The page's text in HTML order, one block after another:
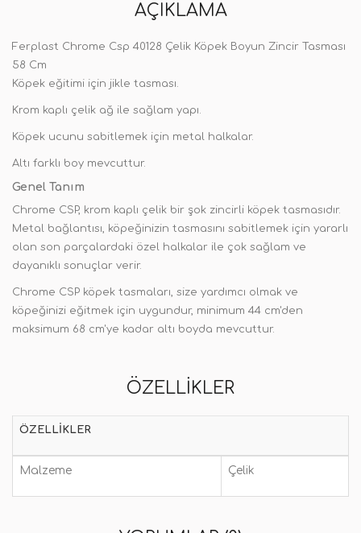
AÇIKLAMA
Ferplast Chrome Csp 40128 Çelik Köpek Boyun Zincir Tasması
58 Cm
Köpek eğitimi için jikle tasması.
Krom kaplı çelik ağ ile sağlam yapı.
Köpek ucunu sabitlemek için metal halkalar.
Altı farklı boy mevcuttur.
Genel Tanım
Chrome CSP, krom kaplı çelik bir şok zincirli köpek tasmasıdır.
Metal bağlantısı, köpeğinizin tasmasını sabitlemek için yararlı
olan son parçalardaki özel halkalar ile çok sağlam ve
dayanıklı sonuçlar verir.
Chrome CSP köpek tasmaları, size yardımcı olmak ve
köpeğinizi eğitmek için uygundur, minimum 44 cm'den
maksimum 68 cm'ye kadar altı boyda mevcuttur.
ÖZELLIKLER
ÖZELLIKLER
Malzeme Çelik